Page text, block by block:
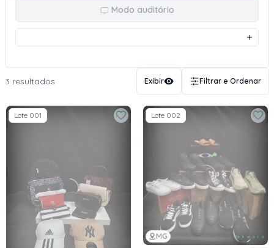
Modo auditório
3 resultados Exibir Filtrar e Ordenar
Lote 001
MG
Lote 002